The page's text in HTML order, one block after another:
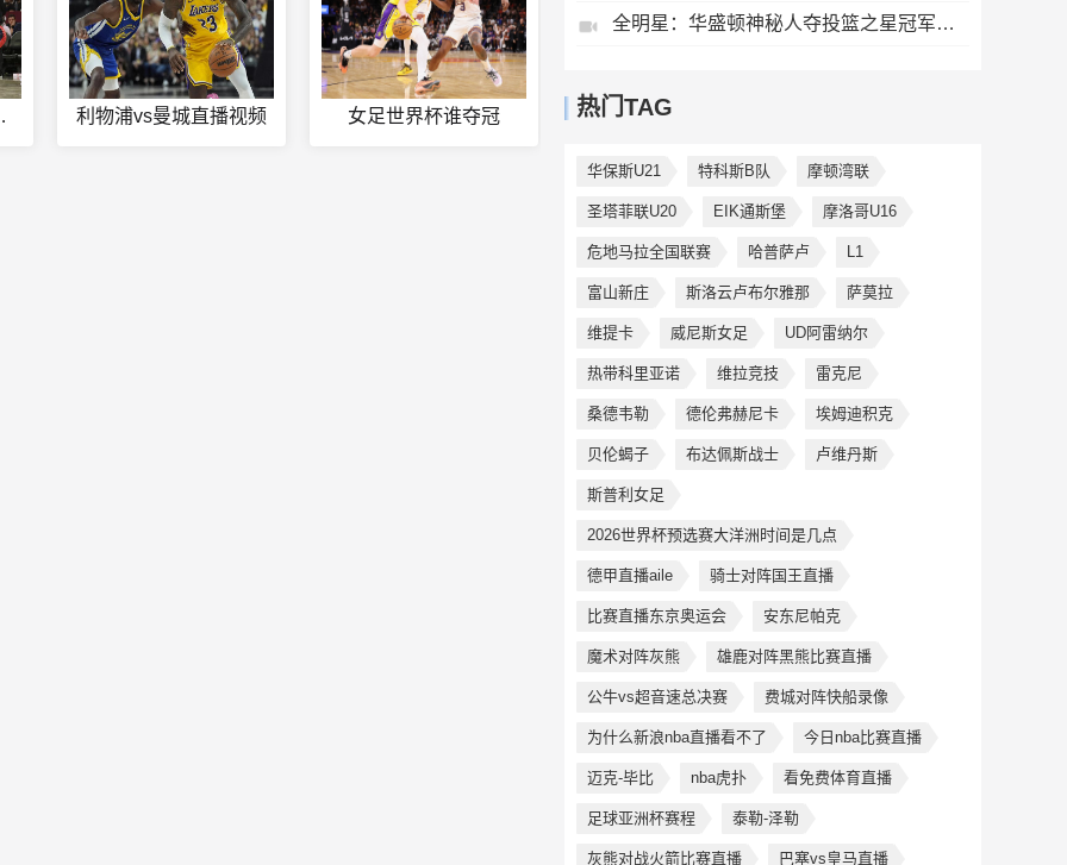
播 利物浦vs曼城直播视频 女足世界杯谁夺冠
全明星：华盛顿神秘人夺投篮之星冠军！福德夺得三分大赛冠军！
热门TAG
华保斯U21 特科斯B队 摩顿湾联
圣塔菲联U20 EIK通斯堡 摩洛哥U16
危地马拉全国联赛 哈普萨卢 L1
富山新庄 斯洛云卢布尔雅那 萨莫拉
维提卡 威尼斯女足 UD阿雷纳尔
热带科里亚诺 维拉竞技 雷克尼
桑德韦勒 德伦弗赫尼卡 埃姆迪积克
贝伦蝎子 布达佩斯战士 卢维丹斯
斯普利女足
2026世界杯预选赛大洋洲时间是几点
德甲直播aile 骑士对阵国王直播
比赛直播东京奥运会 安东尼帕克
魔术对阵灰熊 雄鹿对阵黑熊比赛直播
公牛vs超音速总决赛 费城对阵快船录像
为什么新浪nba直播看不了 今日nba比赛直播
迈克-毕比 nba虎扑 看免费体育直播
足球亚洲杯赛程 泰勒-泽勒
灰熊对战火箭比赛直播 巴塞vs皇马直播